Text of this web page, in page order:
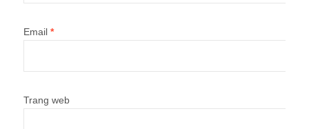
Email *
Trang web